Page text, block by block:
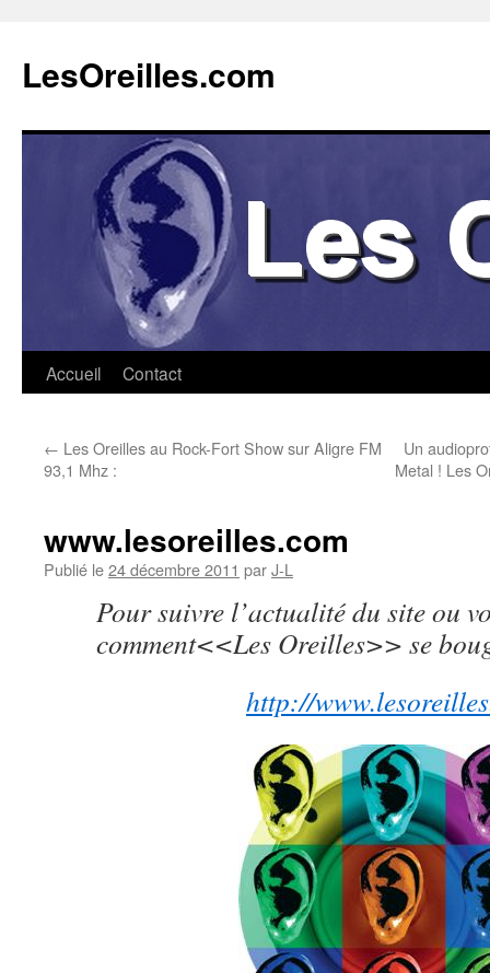
contenu
LesOreilles.com
Accueil Contact
← Les Oreilles au Rock-Fort Show sur Aligre FM
93,1 Mhz :
Un
Metal ! Les
www.lesoreilles.com
Publié le24 décembre 2011 parJ-L
Pour suivre l’actualité du site ou
comment<<Les Oreilles>> se
http://